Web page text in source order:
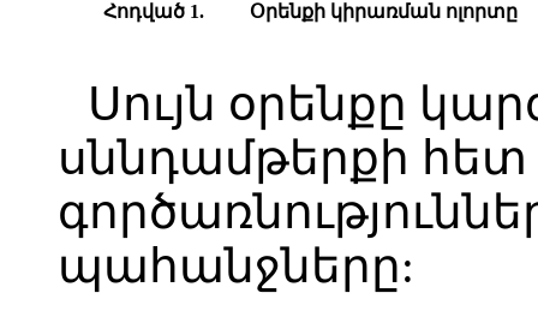
Հոդված 1. Օրենքի կիրառման ոլորտը
Սույն օրենքը
սննդամթերքի
պահանջները: